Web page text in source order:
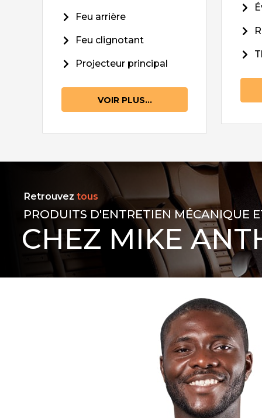
Feu arrière
Feu clignotant
Projecteur principal
VOIR PLUS...
Retrouvez tous
PRODUITS D'ENTRETIEN MÉCANIQUE
CHEZ MIKE